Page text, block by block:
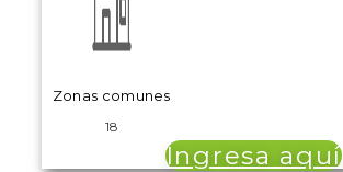
Zonas comunes
18
Ingresa aquí